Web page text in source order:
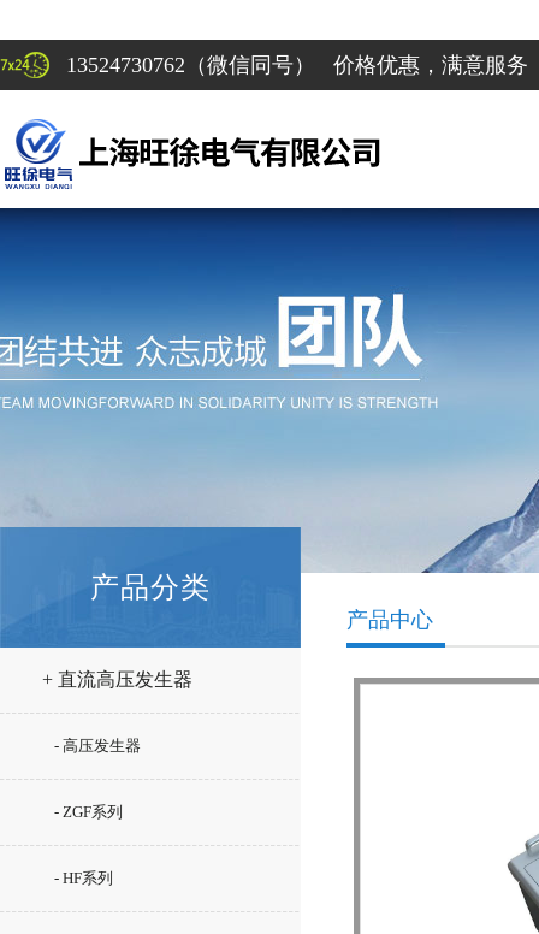
13524730762（微信同号） 价格优惠，满意服务
产品分类
+ 直流高压发生器
- 高压发生器
- ZGF系列
- HF系列
产品中心